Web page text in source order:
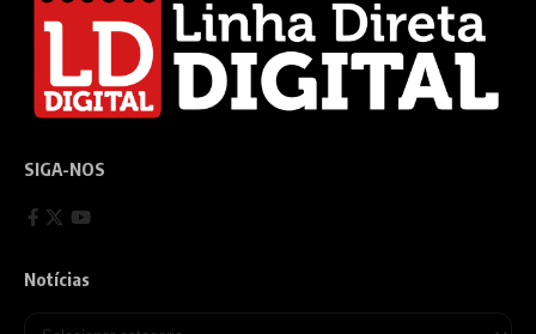
SIGA-NOS
Notícias